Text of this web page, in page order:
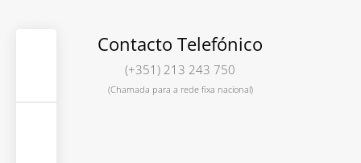
Contacto Telefónico
(+351) 213 243 750
(Chamada para a rede fixa nacional)